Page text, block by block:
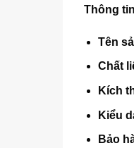
Thông
Tên
Chất
Kích
Kiểu
Bảo